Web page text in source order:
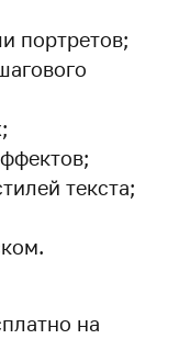
портретов;
текста;
на